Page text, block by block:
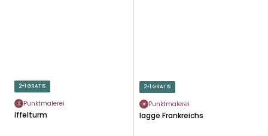
2+1 GRATIS
Punktmalerei
Eiffelturm
2+1 GRATIS
Punktmalerei
Flagge Frankreichs